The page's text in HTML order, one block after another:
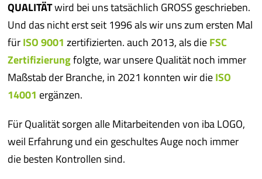
QUALITÄTwird bei uns tatsächlich GROSS geschrieben.
Und das nicht erst seit 1996 als wir uns zum ersten Mal
fürISO 9001zertifizierten. auch 2013, als dieFSC
Zertifizierungfolgte, war unsere Qualität noch immer
Maßstab der Branche, in 2021 konnten wir dieISO
14001 ergänzen.
Für Qualität sorgen alle Mitarbeitenden von iba LOGO,
weil Erfahrung und ein geschultes Auge noch immer
die besten Kontrollen sind.